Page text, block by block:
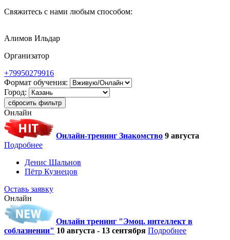
Свяжитесь с нами любым способом:
Алимов Ильдар
Организатор
+79950279916
Формат обучения:
Город:
сбросить фильтр
Онлайн
Онлайн-тренинг Знакомство 9 августа
Подробнее
Денис Шальнов
Пётр Кузнецов
Оставь заявку
Онлайн
Онлайн тренинг "Эмоц. интеллект в
соблазнении" 10 августа - 13 сентября Подробнее